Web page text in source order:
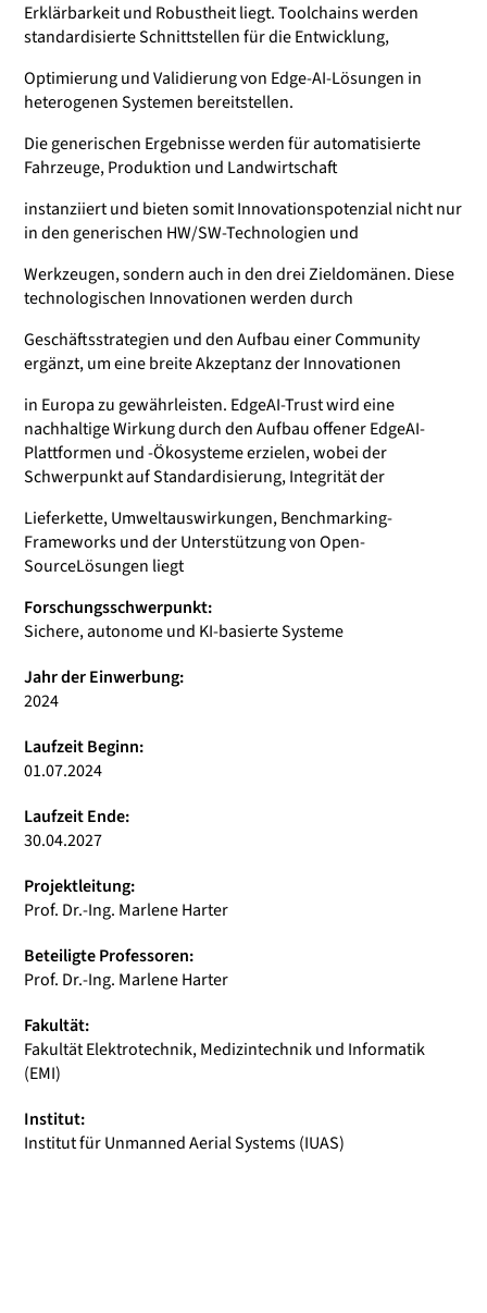
Erklärbarkeit und Robustheit liegt. Toolchains werden
standardisierte Schnittstellen für die Entwicklung,
Optimierung und Validierung von Edge-AI-Lösungen in
heterogenen Systemen bereitstellen.
Die generischen Ergebnisse werden für automatisierte
Fahrzeuge, Produktion und Landwirtschaft
instanziiert und bieten somit Innovationspotenzial nicht nur
in den generischen HW/SW-Technologien und
Werkzeugen, sondern auch in den drei Zieldomänen. Diese
technologischen Innovationen werden durch
Geschäftsstrategien und den Aufbau einer Community
ergänzt, um eine breite Akzeptanz der Innovationen
in Europa zu gewährleisten. EdgeAI-Trust wird eine
nachhaltige Wirkung durch den Aufbau offener EdgeAI-
Plattformen und -Ökosysteme erzielen, wobei der
Schwerpunkt auf Standardisierung, Integrität der
Lieferkette, Umweltauswirkungen, Benchmarking-
Frameworks und der Unterstützung von Open-
SourceLösungen liegt
Forschungsschwerpunkt:
Sichere, autonome und KI-basierte Systeme
Jahr der Einwerbung:
2024
Laufzeit Beginn:
01.07.2024
Laufzeit Ende:
30.04.2027
Projektleitung:
Prof. Dr.-Ing. Marlene Harter
Beteiligte Professoren:
Prof. Dr.-Ing. Marlene Harter
Fakultät:
Fakultät Elektrotechnik, Medizintechnik und Informatik
(EMI)
Institut:
Institut für Unmanned Aerial Systems (IUAS)